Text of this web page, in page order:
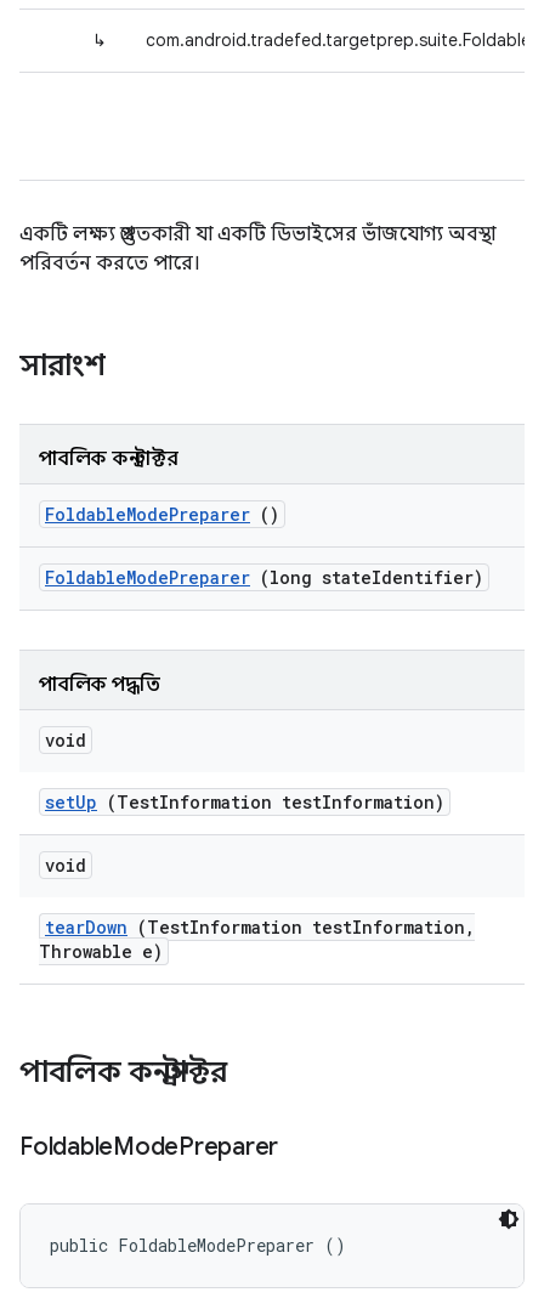
↳
একটি লক্ষ্য প্রস্তুতকারী যা একটি ডিভাইসের ভাঁজযোগ্য অবস্থা
পরিবর্তন করতে পারে।
সারাংশ
পাবলিক কনস্ট্রাক্টর
FoldableModePreparer ()
FoldableModePreparer (long stateIdentifier)
পাবলিক পদ্ধতি
void
setUp (TestInformation testInformation)
void
tearDown (TestInformation testInformation ,
Throwable e)
পাবলিক কনস্ট্রাক্টর
FoldableModePreparer
public FoldableModePreparer ()